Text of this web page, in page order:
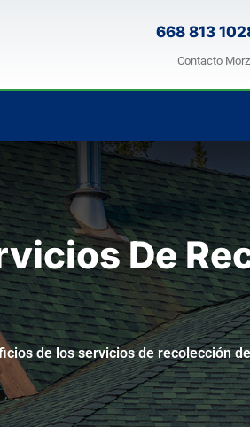
668 813
Contacto
De
de los servicios de recolección